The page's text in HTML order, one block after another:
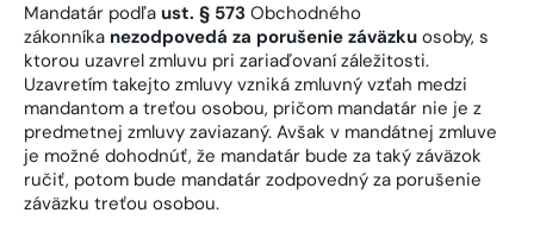
Mandatár podľa ust. § 573 Obchodného
zákonníka nezodpovedá za porušenie záväzku osoby, s
ktorou uzavrel zmluvu pri zariaďovaní záležitosti.
Uzavretím takejto zmluvy vzniká zmluvný vzťah medzi
mandantom a treťou osobou, pričom mandatár nie je z
predmetnej zmluvy zaviazaný. Avšak v mandátnej zmluve
je možné dohodnúť, že mandatár bude za taký záväzok
ručiť, potom bude mandatár zodpovedný za porušenie
záväzku treťou osobou.